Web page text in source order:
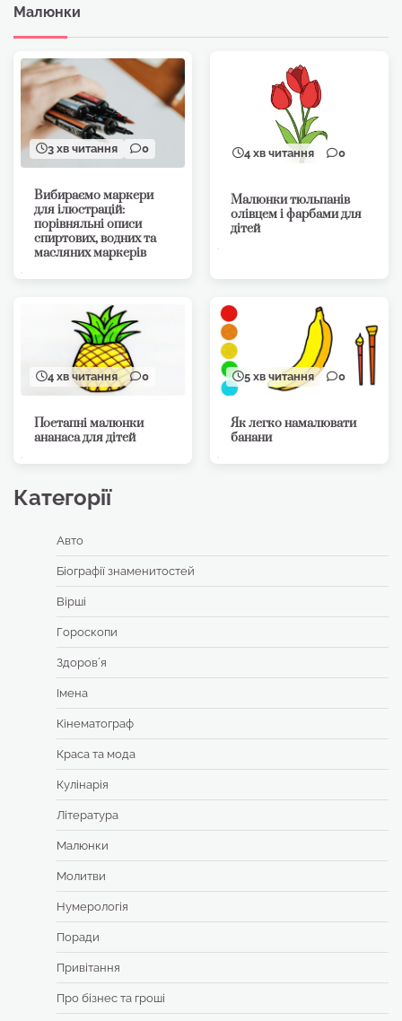
Малюнки
3 хв читання 0
Вибираємо маркери
для ілюстрацій:
порівняльні описи
спиртових, водних та
масляних маркерів
4 хв читання 0
Малюнки тюльпанів
олівцем і фарбами для
дітей
4 хв читання 0
Поетапні малюнки
ананаса для дітей
5 хв читання 0
Як легко намалювати
банани
Категорії
Авто
Біографії знаменитостей
Вірші
Гороскопи
Здоровʼя
Імена
Кінематограф
Краса та мода
Кулінарія
Література
Малюнки
Молитви
Нумерологія
Поради
Привітання
Про бізнес та гроші